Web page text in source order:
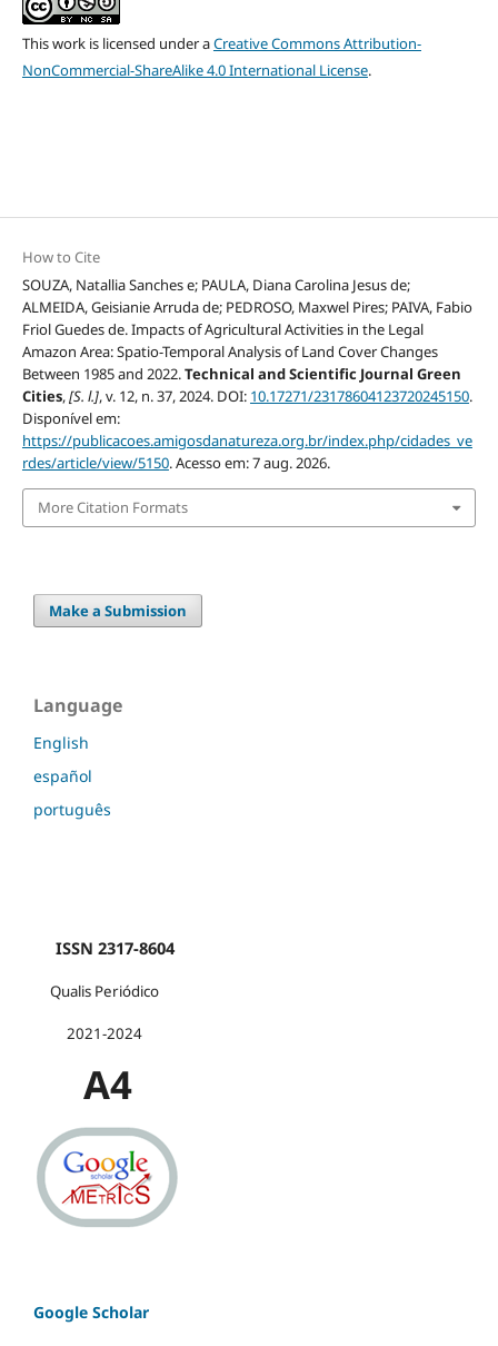
This work is licensed under aCreative Commons Attribution-
NonCommercial-ShareAlike 4.0 International License.
How to Cite
SOUZA, Natallia Sanches e; PAULA, Diana Carolina Jesus de;
ALMEIDA, Geisianie Arruda de; PEDROSO, Maxwel Pires; PAIVA, Fabio
Friol Guedes de. Impacts of Agricultural Activities in the Legal
Amazon Area: Spatio-Temporal Analysis of Land Cover Changes
Between 1985 and 2022.Technical and Scientific Journal Green
Cities,[S. l.], v. 12, n. 37, 2024. DOI: 10.17271/23178604123720245150.
Disponível em:
https://publicacoes.amigosdanatureza.org.br/index.php/cidades_ve
rdes/article/view/5150. Acesso em: 7 aug. 2026.
More Citation Formats
Make a Submission
Language
English
español
português
ISSN 2317-8604
Qualis Periódico
2021-2024
A4
Google Scholar